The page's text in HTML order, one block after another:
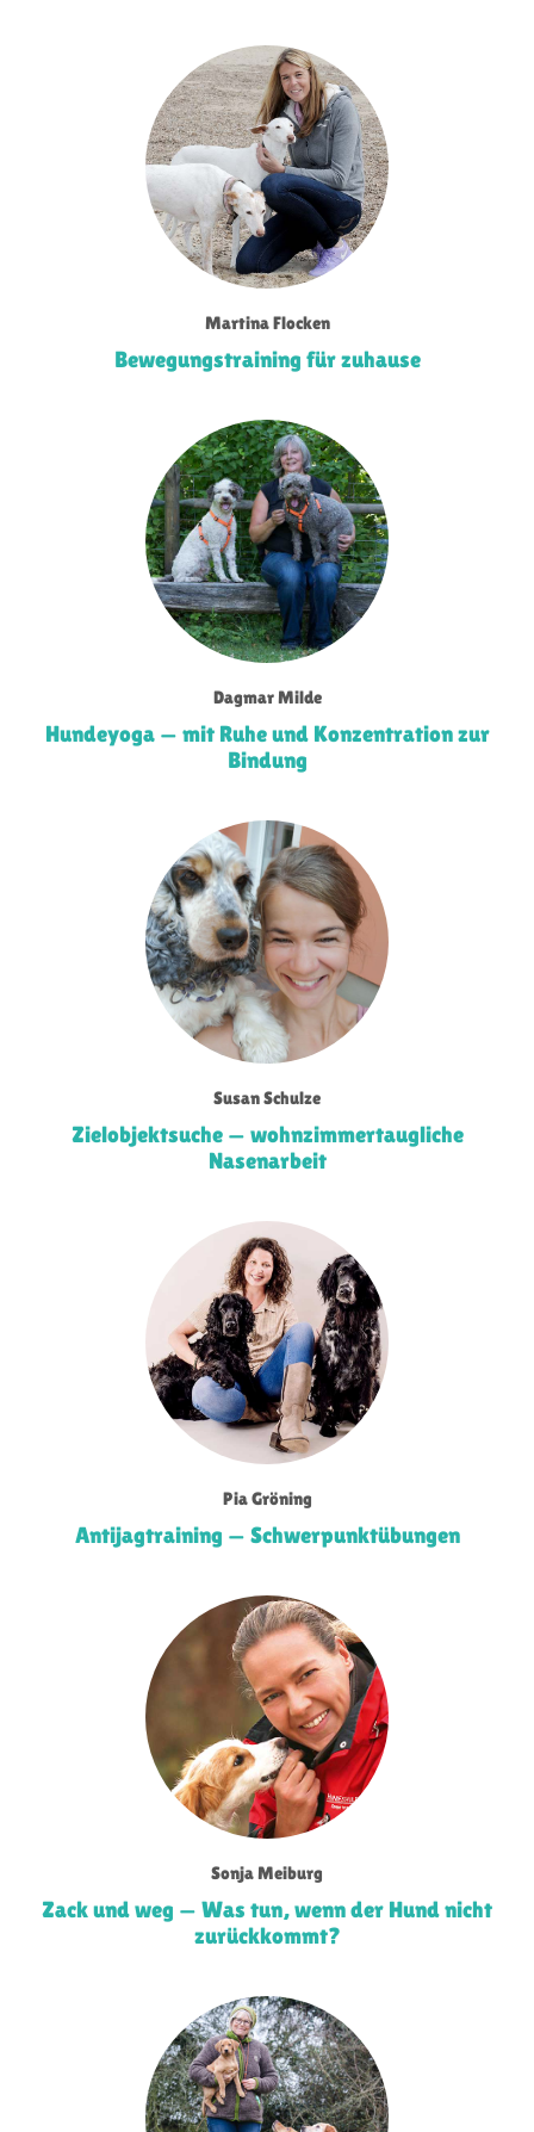
Martina Flocken
Bewegungstraining für zuhause
Dagmar Milde
Hundeyoga — mit Ruhe und Konzentration zur
Bindung
Susan Schulze
Zielobjektsuche — wohnzimmertaugliche
Nasenarbeit
Pia Gröning
Antijagtraining — Schwerpunktübungen
Sonja Meiburg
Zack und weg — Was tun, wenn der Hund nicht
zurückkommt?